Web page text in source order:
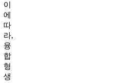
이
에
따
라,
융
합
형
생